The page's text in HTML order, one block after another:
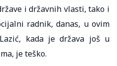
i državnih vlasti, tako i
radnik, danas, u ovim
kada je država još u
je teško.